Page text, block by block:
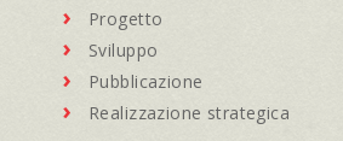
Progetto
Sviluppo
Pubblicazione
Realizzazione strategica